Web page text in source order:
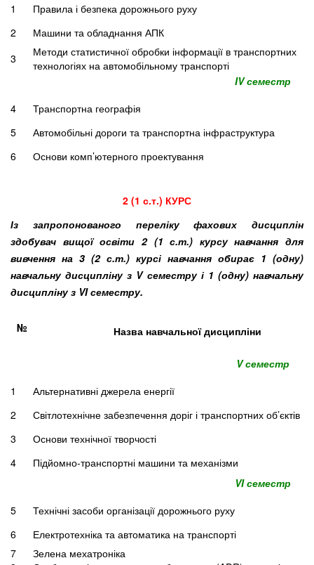
1
Правила і безпека дорожнього руху
2
Машини та обладнання АПК
3
Методи статистичної обробки інформації в транспортних
технологіях на автомобільному транспорті
IV семестр
4
Транспортна географія
5
Автомобільні дороги та транспортна інфраструктура
6
Основи комп’ютерного проектування
2 (1 с.т.) КУРС
Із запропонованого переліку фахових дисциплін
здобувач вищої освіти 2 (1 с.т.) курсу навчання для
вивчення на 3 (2 с.т.) курсі навчання обирає 1 (одну)
навчальну дисципліну з V семестру і 1 (одну) навчальну
дисципліну з VI семестру.
№ Назва навчальної дисципліни
V семестр
1
Альтернативні джерела енергії
2
Світлотехнічне забезпечення доріг і транспортних об’єктів
3
Основи технічної творчості
4
Підйомно-транспортні машини та механізми
VI семестр
5
Технічні засоби організації дорожнього руху
6
Електротехніка та автоматика на транспорті
7
Зелена мехатроніка